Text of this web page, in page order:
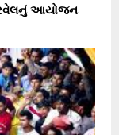
આયોજન